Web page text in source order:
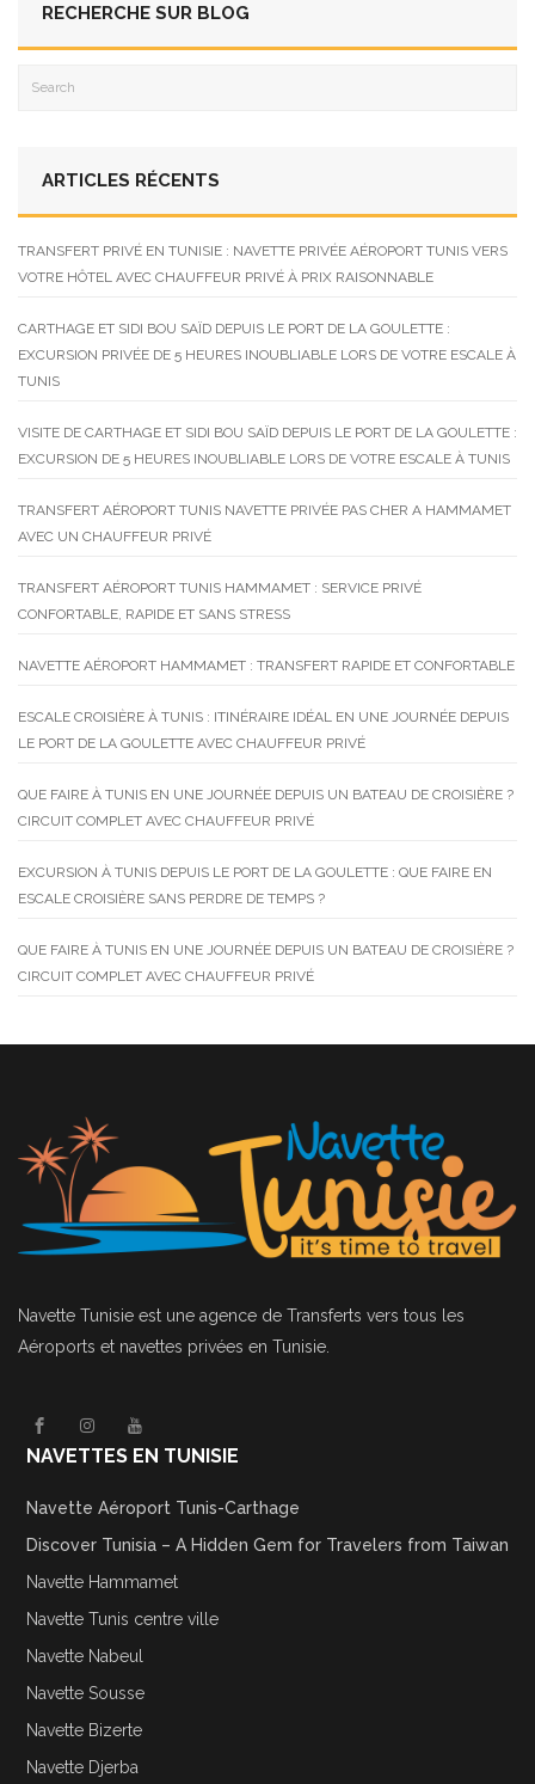
RECHERCHE SUR BLOG
ARTICLES RÉCENTS
TRANSFERT PRIVÉ EN TUNISIE : NAVETTE PRIVÉE AÉROPORT TUNIS VERS
VOTRE HÔTEL AVEC CHAUFFEUR PRIVÉ À PRIX RAISONNABLE
CARTHAGE ET SIDI BOU SAÏD DEPUIS LE PORT DE LA GOULETTE :
EXCURSION PRIVÉE DE 5 HEURES INOUBLIABLE LORS DE VOTRE ESCALE À
TUNIS
VISITE DE CARTHAGE ET SIDI BOU SAÏD DEPUIS LE PORT DE LA GOULETTE :
EXCURSION DE 5 HEURES INOUBLIABLE LORS DE VOTRE ESCALE À TUNIS
TRANSFERT AÉROPORT TUNIS NAVETTE PRIVÉE PAS CHER A HAMMAMET
AVEC UN CHAUFFEUR PRIVÉ
TRANSFERT AÉROPORT TUNIS HAMMAMET : SERVICE PRIVÉ
CONFORTABLE, RAPIDE ET SANS STRESS
NAVETTE AÉROPORT HAMMAMET : TRANSFERT RAPIDE ET CONFORTABLE
ESCALE CROISIÈRE À TUNIS : ITINÉRAIRE IDÉAL EN UNE JOURNÉE DEPUIS
LE PORT DE LA GOULETTE AVEC CHAUFFEUR PRIVÉ
QUE FAIRE À TUNIS EN UNE JOURNÉE DEPUIS UN BATEAU DE CROISIÈRE ?
CIRCUIT COMPLET AVEC CHAUFFEUR PRIVÉ
EXCURSION À TUNIS DEPUIS LE PORT DE LA GOULETTE : QUE FAIRE EN
ESCALE CROISIÈRE SANS PERDRE DE TEMPS ?
QUE FAIRE À TUNIS EN UNE JOURNÉE DEPUIS UN BATEAU DE CROISIÈRE ?
CIRCUIT COMPLET AVEC CHAUFFEUR PRIVÉ
Navette Tunisie est une agence de Transferts vers tous les
Aéroports et navettes privées en Tunisie.
NAVETTES EN TUNISIE
Navette Aéroport Tunis-Carthage
Discover Tunisia – A Hidden Gem for Travelers from Taiwan
Navette Hammamet
Navette Tunis centre ville
Navette Nabeul
Navette Sousse
Navette Bizerte
Navette Djerba